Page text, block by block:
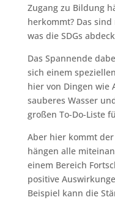
Zugang zu Bildung
herkommt? Das
was die SDGs
Das Spannende
sich einem
hier von Dingen wie
sauberes Wasser
großen To-Do-Liste
Aber hier kommt der
hängen alle
einem Bereich
positive
Beispiel kann die